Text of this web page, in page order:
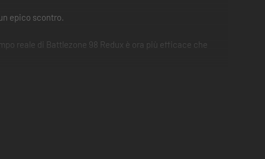
epico scontro.
reale di Battlezone 98 Redux è ora più efficace che